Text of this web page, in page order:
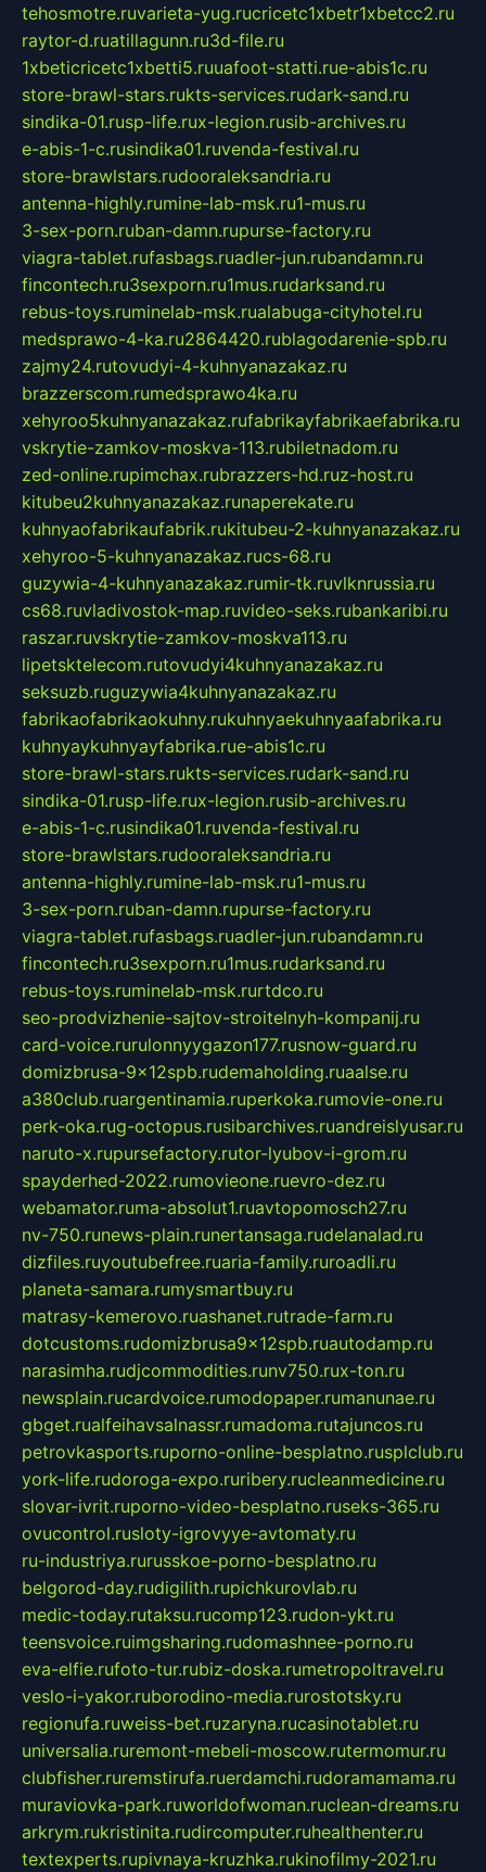
tehosmotre.ruvarieta-yug.rucricetc1xbetr1xbetcc2.ru
raytor-d.ruatillagunn.ru3d-file.ru
1xbeticricetc1xbetti5.ruuafoot-statti.rue-abis1c.ru
store-brawl-stars.rukts-services.rudark-sand.ru
sindika-01.rusp-life.rux-legion.rusib-archives.ru
e-abis-1-c.rusindika01.ruvenda-festival.ru
store-brawlstars.rudooraleksandria.ru
antenna-highly.rumine-lab-msk.ru1-mus.ru
3-sex-porn.ruban-damn.rupurse-factory.ru
viagra-tablet.rufasbags.ruadler-jun.rubandamn.ru
fincontech.ru3sexporn.ru1mus.rudarksand.ru
rebus-toys.ruminelab-msk.rualabuga-cityhotel.ru
medsprawo-4-ka.ru2864420.rublagodarenie-spb.ru
zajmy24.rutovudyi-4-kuhnyanazakaz.ru
brazzerscom.rumedsprawo4ka.ru
xehyroo5kuhnyanazakaz.rufabrikayfabrikaefabrika.ru
vskrytie-zamkov-moskva-113.rubiletnadom.ru
zed-online.rupimchax.rubrazzers-hd.ruz-host.ru
kitubeu2kuhnyanazakaz.runaperekate.ru
kuhnyaofabrikaufabrik.rukitubeu-2-kuhnyanazakaz.ru
xehyroo-5-kuhnyanazakaz.rucs-68.ru
guzywia-4-kuhnyanazakaz.rumir-tk.ruvlknrussia.ru
cs68.ruvladivostok-map.ruvideo-seks.rubankaribi.ru
raszar.ruvskrytie-zamkov-moskva113.ru
lipetsktelecom.rutovudyi4kuhnyanazakaz.ru
seksuzb.ruguzywia4kuhnyanazakaz.ru
fabrikaofabrikaokuhny.rukuhnyaekuhnyaafabrika.ru
kuhnyaykuhnyayfabrika.rue-abis1c.ru
store-brawl-stars.rukts-services.rudark-sand.ru
sindika-01.rusp-life.rux-legion.rusib-archives.ru
e-abis-1-c.rusindika01.ruvenda-festival.ru
store-brawlstars.rudooraleksandria.ru
antenna-highly.rumine-lab-msk.ru1-mus.ru
3-sex-porn.ruban-damn.rupurse-factory.ru
viagra-tablet.rufasbags.ruadler-jun.rubandamn.ru
fincontech.ru3sexporn.ru1mus.rudarksand.ru
rebus-toys.ruminelab-msk.rurtdco.ru
seo-prodvizhenie-sajtov-stroitelnyh-kompanij.ru
card-voice.rurulonnyygazon177.rusnow-guard.ru
domizbrusa-9x12spb.rudemaholding.ruaalse.ru
a380club.ruargentinamia.ruperkoka.rumovie-one.ru
perk-oka.rug-octopus.rusibarchives.ruandreislyusar.ru
naruto-x.rupursefactory.rutor-lyubov-i-grom.ru
spayderhed-2022.rumovieone.ruevro-dez.ru
webamator.ruma-absolut1.ruavtopomosch27.ru
nv-750.runews-plain.runertansaga.rudelanalad.ru
dizfiles.ruyoutubefree.ruaria-family.ruroadli.ru
planeta-samara.rumysmartbuy.ru
matrasy-kemerovo.ruashanet.rutrade-farm.ru
dotcustoms.rudomizbrusa9x12spb.ruautodamp.ru
narasimha.rudjcommodities.runv750.rux-ton.ru
newsplain.rucardvoice.rumodopaper.rumanunae.ru
gbget.rualfeihavsalnassr.rumadoma.rutajuncos.ru
petrovkasports.ruporno-online-besplatno.rusplclub.ru
york-life.rudoroga-expo.ruribery.rucleanmedicine.ru
slovar-ivrit.ruporno-video-besplatno.ruseks-365.ru
ovucontrol.rusloty-igrovyye-avtomaty.ru
ru-industriya.rurusskoe-porno-besplatno.ru
belgorod-day.rudigilith.rupichkurovlab.ru
medic-today.rutaksu.rucomp123.rudon-ykt.ru
teensvoice.ruimgsharing.rudomashnee-porno.ru
eva-elfie.rufoto-tur.rubiz-doska.rumetropoltravel.ru
veslo-i-yakor.ruborodino-media.rurostotsky.ru
regionufa.ruweiss-bet.ruzaryna.rucasinotablet.ru
universalia.ruremont-mebeli-moscow.rutermomur.ru
clubfisher.ruremstirufa.ruerdamchi.rudoramamama.ru
muraviovka-park.ruworldofwoman.ruclean-dreams.ru
arkrym.rukristinita.rudircomputer.ruhealthenter.ru
textexperts.rupivnaya-kruzhka.rukinofilmy-2021.ru